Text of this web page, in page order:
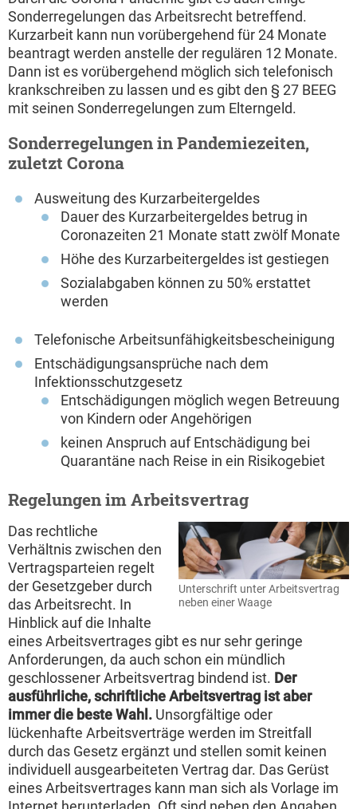
Sonderregelungen das Arbeitsrecht betreffend.
Kurzarbeit kann nun vorübergehend für 24 Monate
beantragt werden anstelle der regulären 12 Monate.
Dann ist es vorübergehend möglich sich telefonisch
krankschreiben zu lassen und es gibt den § 27 BEEG
mit seinen Sonderregelungen zum Elterngeld.
Sonderregelungen in Pandemiezeiten,
zuletzt Corona
Ausweitung des Kurzarbeitergeldes
Dauer des Kurzarbeitergeldes betrug in
Coronazeiten 21 Monate statt zwölf Monate
Höhe des Kurzarbeitergeldes ist gestiegen
Sozialabgaben können zu 50% erstattet
werden
Telefonische Arbeitsunfähigkeitsbescheinigung
Entschädigungsansprüche nach dem
Infektionsschutzgesetz
Entschädigungen möglich wegen Betreuung
von Kindern oder Angehörigen
keinen Anspruch auf Entschädigung bei
Quarantäne nach Reise in ein Risikogebiet
Regelungen im Arbeitsvertrag
Unterschrift unter Arbeitsvertrag
neben einer Waage
Das rechtliche
Verhältnis zwischen den
Vertragsparteien regelt
der Gesetzgeber durch
das Arbeitsrecht. In
Hinblick auf die Inhalte
eines Arbeitsvertrages gibt es nur sehr geringe
Anforderungen, da auch schon ein mündlich
geschlossener Arbeitsvertrag bindend ist. Der
ausführliche, schriftliche Arbeitsvertrag ist aber
immer die beste Wahl. Unsorgfältige oder
lückenhafte Arbeitsverträge werden im Streitfall
durch das Gesetz ergänzt und stellen somit keinen
individuell ausgearbeiteten Vertrag dar. Das Gerüst
eines Arbeitsvertrages kann man sich als Vorlage im